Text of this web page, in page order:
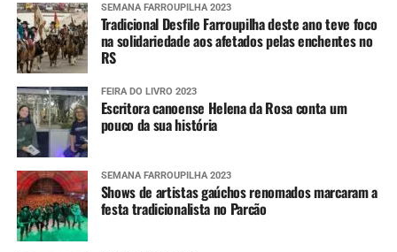
SEMANA FARROUPILHA 2023
Tradicional Desfile Farroupilha deste ano teve foco
na solidariedade aos afetados pelas enchentes no
RS
FEIRA DO LIVRO 2023
Escritora canoense Helena da Rosa conta um
pouco da sua história
SEMANA FARROUPILHA 2023
Shows de artistas gaúchos renomados marcaram a
festa tradicionalista no Parcão